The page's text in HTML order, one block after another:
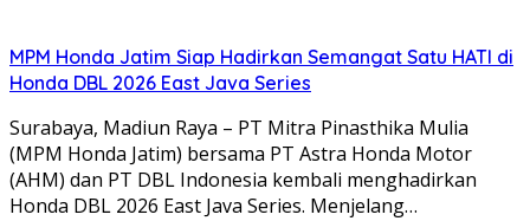
MPM Honda Jatim Siap Hadirkan Semangat Satu HATI di
Honda DBL 2026 East Java Series
Surabaya, Madiun Raya – PT Mitra Pinasthika Mulia
(MPM Honda Jatim) bersama PT Astra Honda Motor
(AHM) dan PT DBL Indonesia kembali menghadirkan
Honda DBL 2026 East Java Series. Menjelang…